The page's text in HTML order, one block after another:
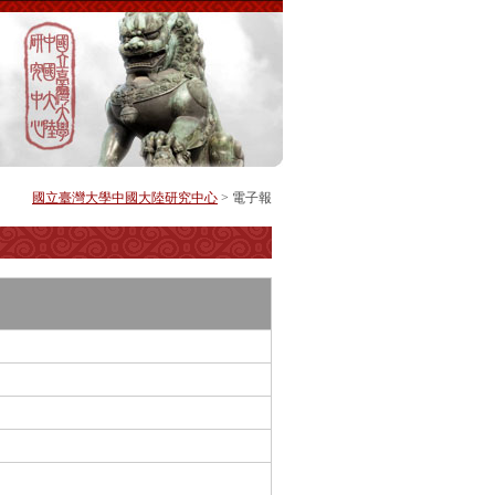
國立臺灣大學中國大陸研究中心 > 電子報